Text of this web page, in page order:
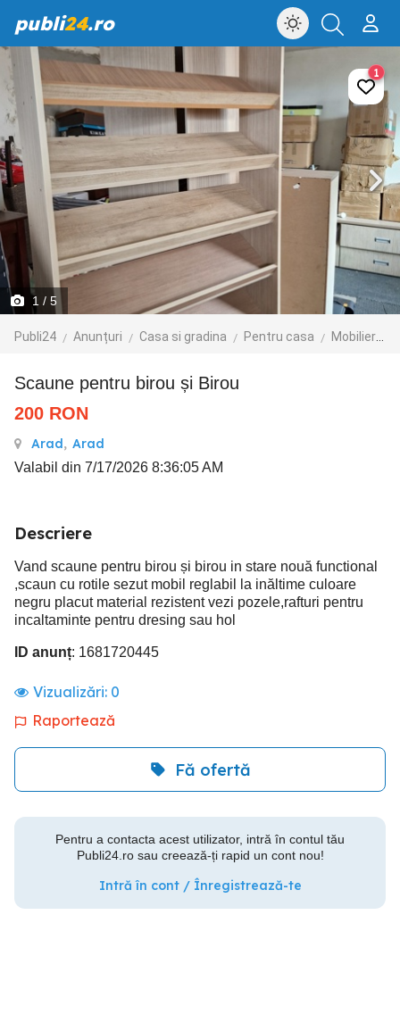
publi24.ro
1 / 5
Publi24 Anunțuri Casa si gradina Pentru casa Mobilier
1
Scaune pentru birou și Birou
200 RON
Arad, Arad
Valabil din 7/17/2026 8:36:05 AM
Descriere
Vand scaune pentru birou și birou in stare nouă functional
,scaun cu rotile sezut mobil reglabil la inăltime culoare
negru placut material rezistent vezi pozele,rafturi pentru
incaltaminte pentru dresing sau hol
ID anunț: 1681720445
Vizualizări: 0
Raportează
Fă ofertă
Pentru a contacta acest utilizator, intră în contul tău
Publi24.ro sau creează-ți rapid un cont nou!
Intră în cont / Înregistrează-te